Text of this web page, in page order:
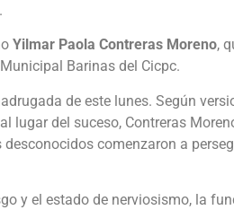
Yilmar Paola Contreras Moreno,
Barinas del Cicpc.
de este lunes. Según
lugar del suceso, Contreras
comenzaron a
y el estado de nerviosismo, la